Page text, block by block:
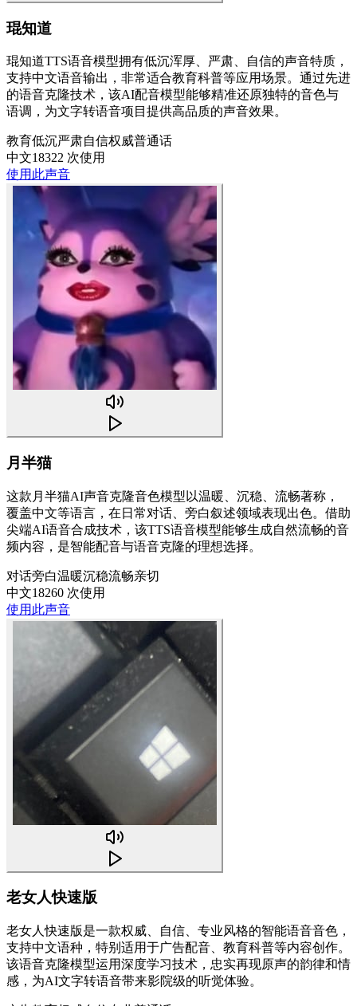
琨知道
琨知道TTS语音模型拥有低沉浑厚、严肃、自信的声音特质，
支持中文语音输出，非常适合教育科普等应用场景。通过先进
的语音克隆技术，该AI配音模型能够精准还原独特的音色与
语调，为文字转语音项目提供高品质的声音效果。
教育低沉严肃自信权威普通话
中文18322 次使用
使用此声音
月半猫
这款月半猫AI声音克隆音色模型以温暖、沉稳、流畅著称，
覆盖中文等语言，在日常对话、旁白叙述领域表现出色。借助
尖端AI语音合成技术，该TTS语音模型能够生成自然流畅的音
频内容，是智能配音与语音克隆的理想选择。
对话旁白温暖沉稳流畅亲切
中文18260 次使用
使用此声音
老女人快速版
老女人快速版是一款权威、自信、专业风格的智能语音音色，
支持中文语种，特别适用于广告配音、教育科普等内容创作。
该语音克隆模型运用深度学习技术，忠实再现原声的韵律和情
感，为AI文字转语音带来影院级的听觉体验。